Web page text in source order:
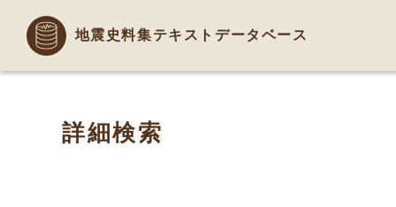
地震史料集テキストデータベース
詳細検索